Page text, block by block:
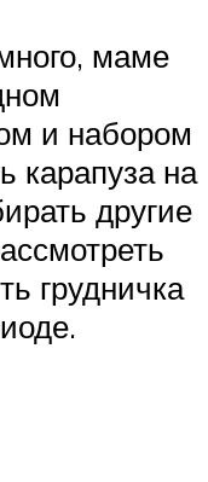
маме
и набором
карапуза на
другие
грудничка